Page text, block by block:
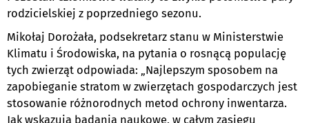
rodzicielskiej z poprzedniego sezonu.
Mikołaj Dorożała, podsekretarz stanu w Ministerstwie
Klimatu i Środowiska, na pytania o rosnącą populację
tych zwierząt odpowiada: „Najlepszym sposobem na
zapobieganie stratom w zwierzętach gospodarczych jest
stosowanie różnorodnych metod ochrony inwentarza.
Jak wskazują badania naukowe, w całym zasięgu